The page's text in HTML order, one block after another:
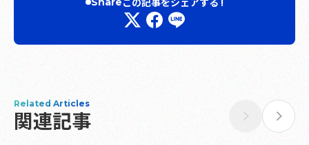
Related Articles
関連記事